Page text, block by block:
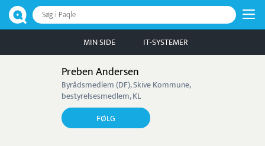
Søg i Paqle
MIN SIDE IT-SYSTEMER
Preben Andersen
Byrådsmedlem (DF), Skive Kommune,
bestyrelsesmedlem, KL
FØLG